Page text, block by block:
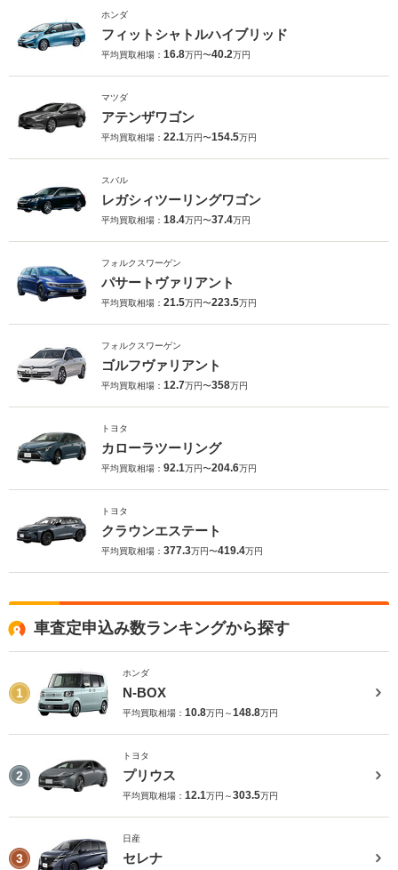
ホンダ
フィットシャトルハイブリッド
平均買取相場： 16.8万円〜40.2万円
マツダ
アテンザワゴン
平均買取相場： 22.1万円〜154.5万円
スバル
レガシィツーリングワゴン
平均買取相場： 18.4万円〜37.4万円
フォルクスワーゲン
パサートヴァリアント
平均買取相場： 21.5万円〜223.5万円
フォルクスワーゲン
ゴルフヴァリアント
平均買取相場： 12.7万円〜358万円
トヨタ
カローラツーリング
平均買取相場： 92.1万円〜204.6万円
トヨタ
クラウンエステート
平均買取相場： 377.3万円〜419.4万円
車査定申込み数ランキングから探す
1
ホンダ
N-BOX
平均買取相場： 10.8万円～148.8万円
2
トヨタ
プリウス
平均買取相場： 12.1万円～303.5万円
3
日産
セレナ